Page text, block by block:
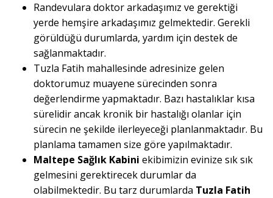
Randevulara doktor arkadaşımız ve gerektiği
yerde hemşire arkadaşımız gelmektedir. Gerekli
görüldüğü durumlarda, yardım için destek de
sağlanmaktadır.
Tuzla Fatih mahallesinde adresinize gelen
doktorumuz muayene sürecinden sonra
değerlendirme yapmaktadır. Bazı hastalıklar kısa
sürelidir ancak kronik bir hastalığı olanlar için
sürecin ne şekilde ilerleyeceği planlanmaktadır. Bu
planlama tamamen size göre yapılmaktadır.
Maltepe Sağlık Kabini ekibimizin evinize sık sık
gelmesini gerektirecek durumlar da
olabilmektedir. Bu tarz durumlarda Tuzla Fatih